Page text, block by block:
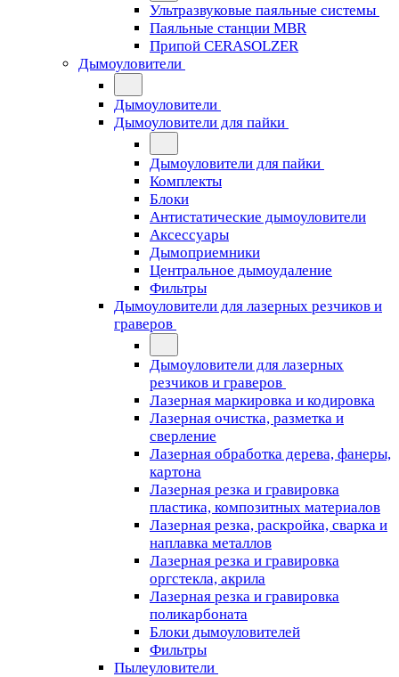
Ультразвуковые паяльные системы
Паяльные станции MBR
Припой CERASOLZER
Дымоуловители
Дымоуловители
Дымоуловители для пайки
Дымоуловители для пайки
Комплекты
Блоки
Антистатические дымоуловители
Аксессуары
Дымоприемники
Центральное дымоудаление
Фильтры
Дымоуловители для лазерных резчиков и
граверов
Дымоуловители для лазерных
резчиков и граверов
Лазерная маркировка и кодировка
Лазерная очистка, разметка и
сверление
Лазерная обработка дерева, фанеры,
картона
Лазерная резка и гравировка
пластика, композитных материалов
Лазерная резка, раскройка, сварка и
наплавка металлов
Лазерная резка и гравировка
оргстекла, акрила
Лазерная резка и гравировка
поликарбоната
Блоки дымоуловителей
Фильтры
Пылеуловители